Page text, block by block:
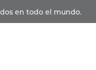
en todo el mundo.